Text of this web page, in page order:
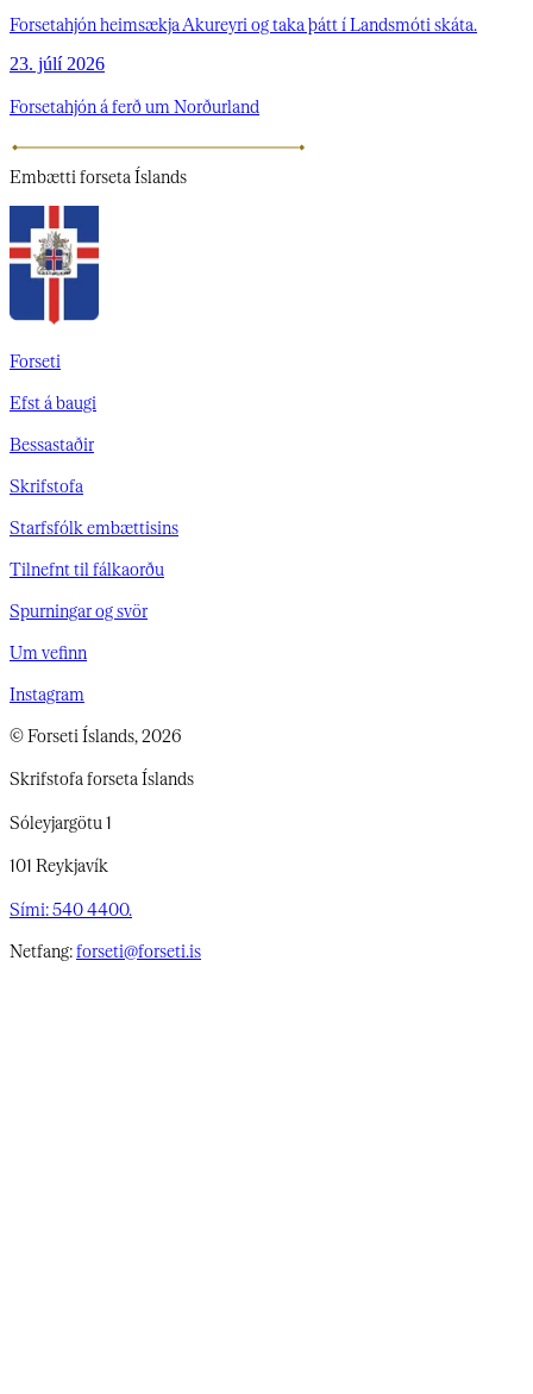
Forsetahjón heimsækja Akureyri og taka þátt í Landsmóti skáta.
23. júlí 2026
Forsetahjón á ferð um Norðurland
Embætti forseta Íslands
Forseti
Efst á baugi
Bessastaðir
Skrifstofa
Starfsfólk embættisins
Tilnefnt til fálkaorðu
Spurningar og svör
Um vefinn
Instagram
© Forseti Íslands, 2026
Skrifstofa forseta Íslands
Sóleyjargötu 1
101 Reykjavík
Sími: 540 4400.
Netfang:forseti@forseti.is